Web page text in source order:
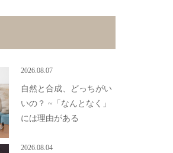
2026.08.07
自然と合成、どっちがい
いの？ ~「なんとなく」
には理由がある
2026.08.04